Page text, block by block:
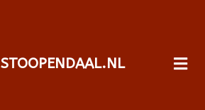
STOOPENDAAL.NL